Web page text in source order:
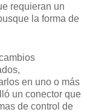
requieran un
la forma de
en uno o más
un conector que
de control de